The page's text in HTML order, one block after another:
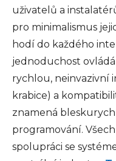
uživatelů a
pro minimalismus
hodí do každého
jednoduchost
rychlou, neinvazivní
krabice) a
znamená
programování.
spolupráci se